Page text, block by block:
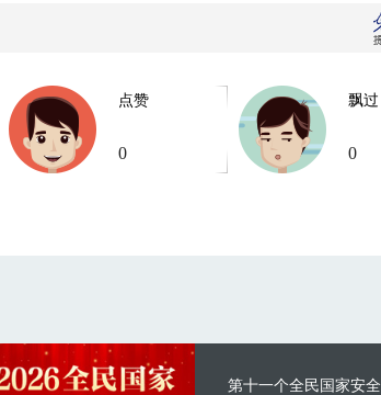
点赞
0
飘过
0
第十一个全民国家安全